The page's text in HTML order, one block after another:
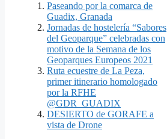
Paseando por la comarca de
Guadix, Granada
Jornadas de hostelería “Sabores
del Geoparque” celebradas con
motivo de la Semana de los
Geoparques Europeos 2021
Ruta ecuestre de La Peza,
primer itinerario homologado
por la RFHE
@GDR_GUADIX
DESIERTO de GORAFE a
vista de Drone